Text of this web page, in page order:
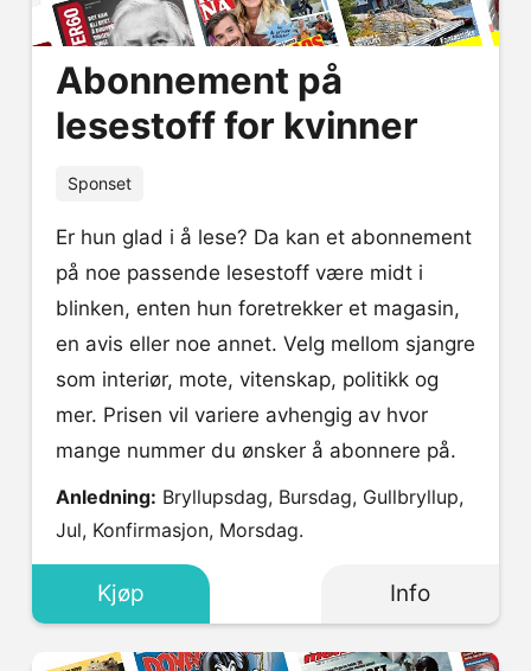
Abonnement på
lesestoff for kvinner
Sponset
Er hun glad i å lese? Da kan et abonnement
på noe passende lesestoff være midt i
blinken, enten hun foretrekker et magasin,
en avis eller noe annet. Velg mellom sjangre
som interiør, mote, vitenskap, politikk og
mer. Prisen vil variere avhengig av hvor
mange nummer du ønsker å abonnere på.
Anledning: Bryllupsdag, Bursdag, Gullbryllup,
Jul, Konfirmasjon, Morsdag.
Info
Kjøp